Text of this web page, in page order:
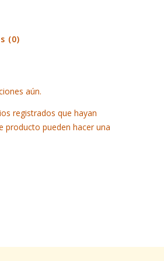
(0)
aún.
registrados que hayan
producto pueden hacer una